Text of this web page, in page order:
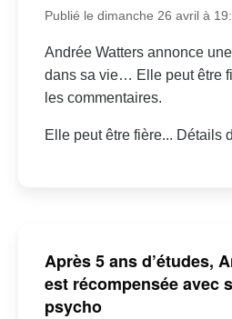
Publié le dimanche 26 avril à
Andrée Watters annonce
dans sa vie… Elle peut être
les commentaires.
Elle peut être fière... Détails
Après 5 ans d’études,
est récompensée avec
psycho